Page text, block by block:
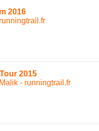
2016
2015
- runningtrail.fr